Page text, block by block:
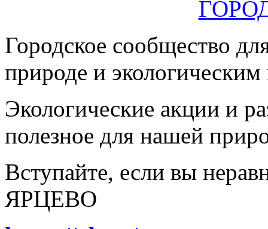
Городское сообщество
природе и
Экологические акции и
полезное для нашей
Вступайте, если вы
ЯРЦЕВО